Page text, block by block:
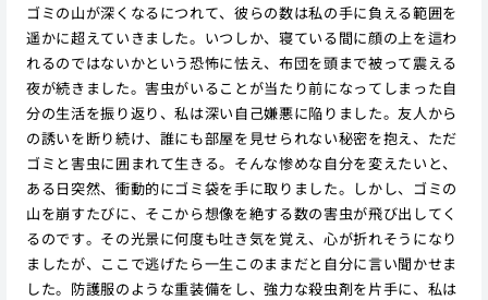
ゴミの山が深くなるにつれて、彼らの数は私の手に負える範囲を
遥かに超えていきました。いつしか、寝ている間に顔の上を這わ
れるのではないかという恐怖に怯え、布団を頭まで被って震える
夜が続きました。害虫がいることが当たり前になってしまった自
分の生活を振り返り、私は深い自己嫌悪に陥りました。友人から
の誘いを断り続け、誰にも部屋を見せられない秘密を抱え、ただ
ゴミと害虫に囲まれて生きる。そんな惨めな自分を変えたいと、
ある日突然、衝動的にゴミ袋を手に取りました。しかし、ゴミの
山を崩すたびに、そこから想像を絶する数の害虫が飛び出してく
るのです。その光景に何度も吐き気を覚え、心が折れそうになり
ましたが、ここで逃げたら一生このままだと自分に言い聞かせま
した。防護服のような重装備をし、強力な殺虫剤を片手に、私は